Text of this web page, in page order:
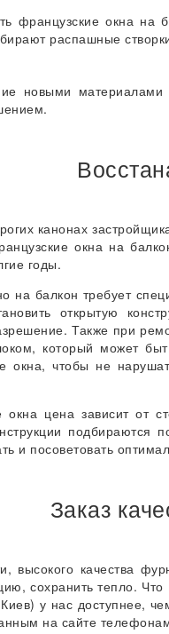
французские окна на
распашные
новыми
канонах
окна на
годы.
на балкон требует
открытую
Также при
который может
окна, чтобы не
окна цена зависит от
подбираются
и посоветовать
Заказ
высокого качества
сохранить тепло.
у нас доступнее,
на сайте